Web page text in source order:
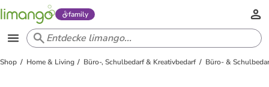
family
Shop Home & Living Büro-, Schulbedarf & Kreativbedarf Büro- &